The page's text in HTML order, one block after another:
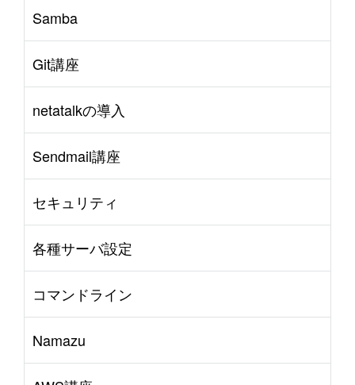
Samba
Git講座
netatalkの導入
Sendmail講座
セキュリティ
各種サーバ設定
コマンドライン
Namazu